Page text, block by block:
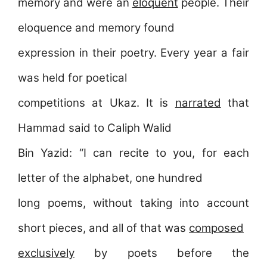
memory and were an eloquent people. Their
eloquence and memory found
expression in their poetry. Every year a fair
was held for poetical
competitions at Ukaz. It is narrated that
Hammad said to Caliph Walid
Bin Yazid: “I can recite to you, for each
letter of the alphabet, one hundred
long poems, without taking into account
short pieces, and all of that was composed
exclusively by poets before the